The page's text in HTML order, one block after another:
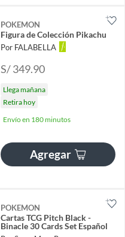
POKEMON
Figura de Colección Pikachu
Por FALABELLA
S/ 349.90
Llega mañana
Retira hoy
Envío en 180 minutos
Agregar
POKEMON
Cartas TCG Pitch Black -
Binacle 30 Cards Set Español